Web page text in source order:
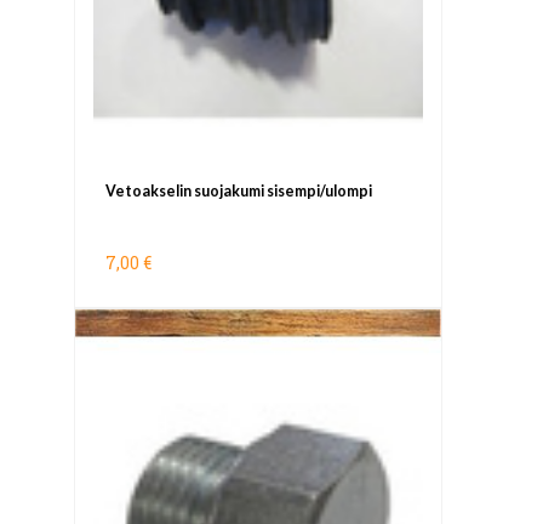
Vetoakselin suojakumi sisempi/ulompi
7,00 €